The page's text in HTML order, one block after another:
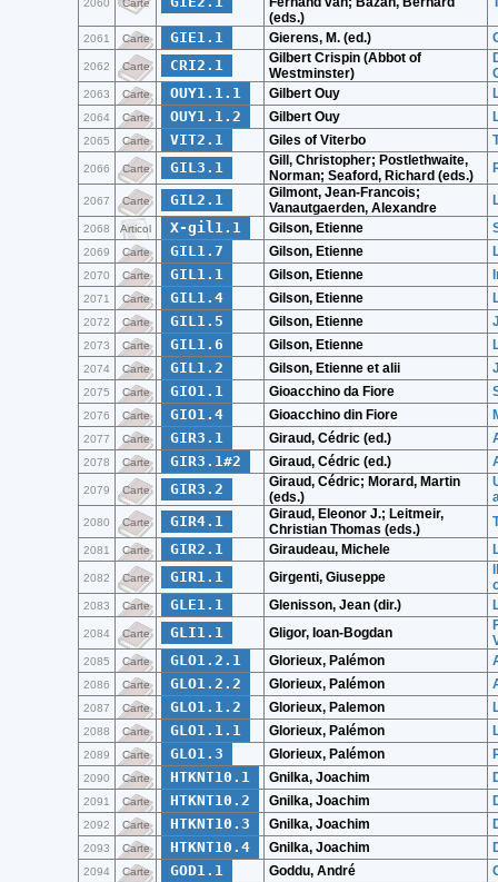
2060 Carte
(eds.)
2061 Carte GIE1.1 Gierens, M. (ed.)
2062 Carte CRI2.1
Gilbert Crispin (Abbot of
Westminster)
2063 Carte OUY1.1.1 Gilbert Ouy
2064 Carte OUY1.1.2 Gilbert Ouy
2065 Carte VIT2.1 Giles of Viterbo
2066 Carte GIL3.1
Gill, Christopher; Postlethwaite,
Norman; Seaford, Richard (eds.)
2067 Carte GIL2.1
Gilmont, Jean-Francois;
Vanautgaerden, Alexandre
2068 Articol X-gil1.1 Gilson, Etienne
2069 Carte GIL1.7 Gilson, Etienne
2070 Carte GIL1.1 Gilson, Etienne
2071 Carte GIL1.4 Gilson, Etienne
2072 Carte GIL1.5 Gilson, Etienne
2073 Carte GIL1.6 Gilson, Etienne
2074 Carte GIL1.2 Gilson, Etienne et alii
2075 Carte GIO1.1 Gioacchino da Fiore
2076 Carte GIO1.4 Gioacchino din Fiore
2077 Carte GIR3.1 Giraud, Cédric (ed.)
2078 Carte GIR3.1#2 Giraud, Cédric (ed.)
2079 Carte GIR3.2
Giraud, Cédric; Morard, Martin
(eds.)
2080 Carte GIR4.1
Giraud, Eleonor J.; Leitmeir,
Christian Thomas (eds.)
2081 Carte GIR2.1 Giraudeau, Michele
2082 Carte GIR1.1 Girgenti, Giuseppe
2083 Carte GLE1.1 Glenisson, Jean (dir.)
2084 Carte GLI1.1 Gligor, Ioan-Bogdan
2085 Carte GLO1.2.1 Glorieux, Palémon
2086 Carte GLO1.2.2 Glorieux, Palémon
2087 Carte GLO1.1.2 Glorieux, Palemon
2088 Carte GLO1.1.1 Glorieux, Palémon
2089 Carte GLO1.3 Glorieux, Palémon
2090 Carte HTKNT10.1 Gnilka, Joachim
2091 Carte HTKNT10.2 Gnilka, Joachim
2092 Carte HTKNT10.3 Gnilka, Joachim
2093 Carte HTKNT10.4 Gnilka, Joachim
2094 Carte GOD1.1 Goddu, André